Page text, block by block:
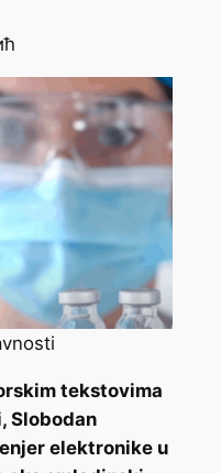
tekstovima
Slobodan
elektronike u